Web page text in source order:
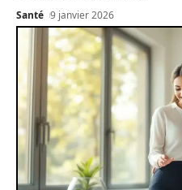
Santé 9 janvier 2026